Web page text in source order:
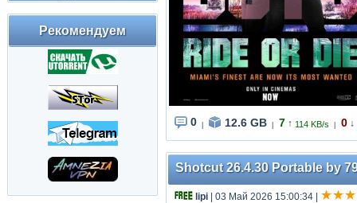
Рекомендуем
0 12.6 GB 7 ↑ 114 KB/s 0 ↓
Shotcut 26.4.30 Portable by
lipi | 03 Май 2026 15:00:34